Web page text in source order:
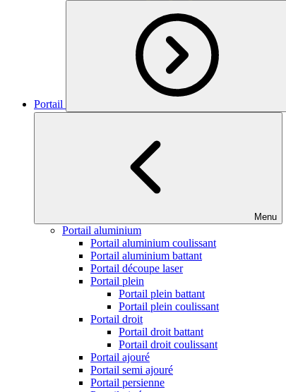
Portail
Menu
Portail aluminium
Portail aluminium coulissant
Portail aluminium battant
Portail découpe laser
Portail plein
Portail plein battant
Portail plein coulissant
Portail droit
Portail droit battant
Portail droit coulissant
Portail ajouré
Portail semi ajouré
Portail persienne